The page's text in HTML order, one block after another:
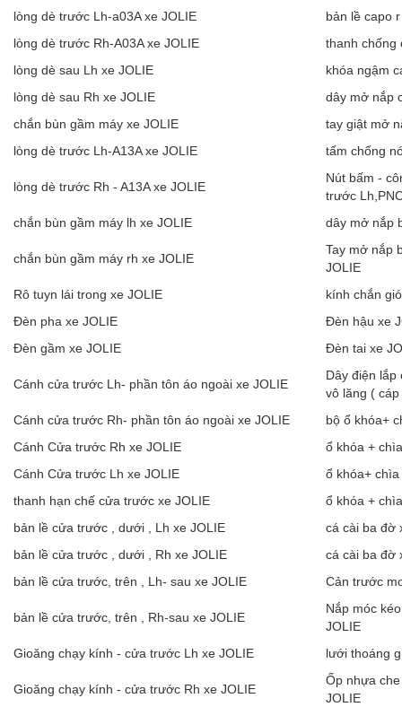
lòng dè trước Lh-a03A xe JOLIE
bản lề capo
lòng dè trước Rh-A03A xe JOLIE
thanh chống
lòng dè sau Lh xe JOLIE
khóa ngậm
lòng dè sau Rh xe JOLIE
dây mở nắp
chắn bùn gầm máy xe JOLIE
tay giật mở
lòng dè trước Lh-A13A xe JOLIE
tấm chống
lòng dè trước Rh - A13A xe JOLIE
Nút bấm -
trước
chắn bùn gầm máy lh xe JOLIE
dây mở nắp
chắn bùn gầm máy rh xe JOLIE
Tay mở nắp
JOLIE
Rô tuyn lái trong xe JOLIE
kính chắn
Đèn pha xe JOLIE
Đèn hậu xe
Đèn gầm xe JOLIE
Đèn tai xe
Cánh cửa trước Lh- phần tôn áo ngoài xe JOLIE
Dây điện lắp
vô lăng (
Cánh cửa trước Rh- phần tôn áo ngoài xe JOLIE
bộ ổ khóa+
Cánh Cửa trước Rh xe JOLIE
ổ khóa +
Cánh Cửa trước Lh xe JOLIE
ổ khóa+
thanh hạn chế cửa trước xe JOLIE
ổ khóa +
bản lề cửa trước , dưới , Lh xe JOLIE
cá cài ba đờ
bản lề cửa trước , dưới , Rh xe JOLIE
cá cài ba đờ
bản lề cửa trước, trên , Lh- sau xe JOLIE
Cản trước
bản lề cửa trước, trên , Rh-sau xe JOLIE
Nắp móc
JOLIE
Gioăng chạy kính - cửa trước Lh xe JOLIE
lưới thoáng
Gioăng chạy kính - cửa trước Rh xe JOLIE
Ốp nhựa
JOLIE